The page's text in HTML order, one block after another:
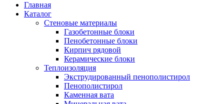
Главная
Каталог
Стеновые материалы
Газобетонные блоки
Пенобетонные блоки
Кирпич рядовой
Керамические блоки
Теплоизоляция
Экструдированный пенополистирол
Пенополистирол
Каменная вата